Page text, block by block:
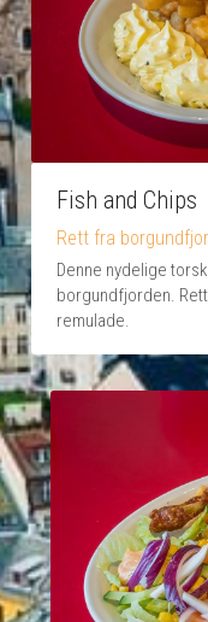
Fish and Chips
Rett fra
Denne nydelige
borgundfjorden.
remulade.